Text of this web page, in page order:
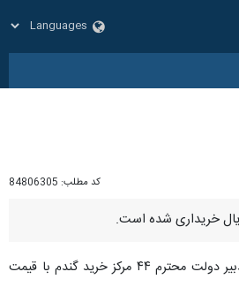
کد مطلب: 84806305
به گزارش خبرنگار ایرنا، یاسر عبداللهی ظهر روز چهارشنبه در جریان بازدید از مراکز خرید گندم در شهرستانهای گرمی و بیله سوار اظهار کرد: امروز با تدبیر دولت محترم ۴۴ مرکز خرید گندم با قیمت